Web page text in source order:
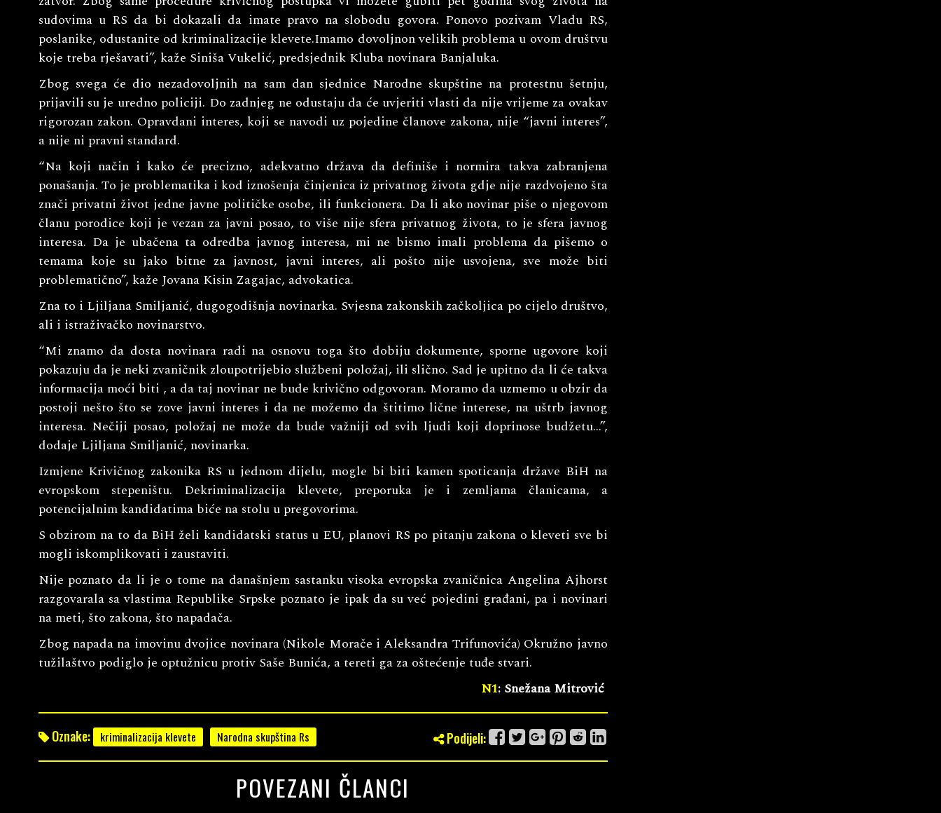
sudovima u RS da bi dokazali da imate pravo na slobodu govora. Ponovo pozivam Vladu RS,
poslanike, odustanite od kriminalizacije klevete.Imamo dovoljnon velikih problema u ovom društvu
koje treba rješavati”, kaže Siniša Vukelić, predsjednik Kluba novinara Banjaluka.
Zbog svega će dio nezadovoljnih na sam dan sjednice Narodne skupštine na protestnu šetnju,
prijavili su je uredno policiji. Do zadnjeg ne odustaju da će uvjeriti vlasti da nije vrijeme za ovakav
rigorozan zakon. Opravdani interes, koji se navodi uz pojedine članove zakona, nije “javni interes”,
a nije ni pravni standard.
“Na koji način i kako će precizno, adekvatno država da definiše i normira takva zabranjena
ponašanja. To je problematika i kod iznošenja činjenica iz privatnog života gdje nije razdvojeno šta
znači privatni život jedne javne političke osobe, ili funkcionera. Da li ako novinar piše o njegovom
članu porodice koji je vezan za javni posao, to više nije sfera privatnog života, to je sfera javnog
interesa. Da je ubačena ta odredba javnog interesa, mi ne bismo imali problema da pišemo o
temama koje su jako bitne za javnost, javni interes, ali pošto nije usvojena, sve može biti
problematično”, kaže Jovana Kisin Zagajac, advokatica.
Zna to i Ljiljana Smiljanić, dugogodišnja novinarka. Svjesna zakonskih začkoljica po cijelo društvo,
ali i istraživačko novinarstvo.
“Mi znamo da dosta novinara radi na osnovu toga što dobiju dokumente, sporne ugovore koji
pokazuju da je neki zvaničnik zloupotrijebio službeni položaj, ili slično. Sad je upitno da li će takva
informacija moći biti , a da taj novinar ne bude krivično odgovoran. Moramo da uzmemo u obzir da
postoji nešto što se zove javni interes i da ne možemo da štitimo lične interese, na uštrb javnog
interesa. Nečiji posao, položaj ne može da bude važniji od svih ljudi koji doprinose budžetu…”,
dodaje Ljiljana Smiljanić, novinarka.
Izmjene Krivičnog zakonika RS u jednom dijelu, mogle bi biti kamen spoticanja države BiH na
evropskom stepeništu. Dekriminalizacija klevete, preporuka je i zemljama članicama, a
potencijalnim kandidatima biće na stolu u pregovorima.
S obzirom na to da BiH želi kandidatski status u EU, planovi RS po pitanju zakona o kleveti sve bi
mogli iskomplikovati i zaustaviti.
Nije poznato da li je o tome na današnjem sastanku visoka evropska zvaničnica Angelina Ajhorst
razgovarala sa vlastima Republike Srpske poznato je ipak da su već pojedini građani, pa i novinari
na meti, što zakona, što napadača.
Zbog napada na imovinu dvojice novinara (Nikole Morače i Aleksandra Trifunovića) Okružno javno
tužilaštvo podiglo je optužnicu protiv Saše Bunića, a tereti ga za oštećenje tuđe stvari.
N1: Snežana Mitrović
Oznake: kriminalizacija klevete Narodna skupština Rs Podijeli:
POVEZANI ČLANCI